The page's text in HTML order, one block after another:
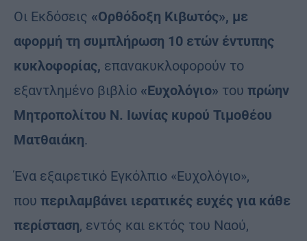
Οι Εκδόσεις «Ορθόδοξη Κιβωτός», με
αφορμή τη συμπλήρωση 10 ετών έντυπης
κυκλοφορίας, επανακυκλοφορούν το
εξαντλημένο βιβλίο «Ευχολόγιο» του πρώην
Μητροπολίτου Ν. Ιωνίας κυρού Τιμοθέου
Ματθαιάκη.
Ένα εξαιρετικό Εγκόλπιο «Ευχολόγιο»,
που περιλαμβάνει ιερατικές ευχές για κάθε
περίσταση, εντός και εκτός του Ναού,